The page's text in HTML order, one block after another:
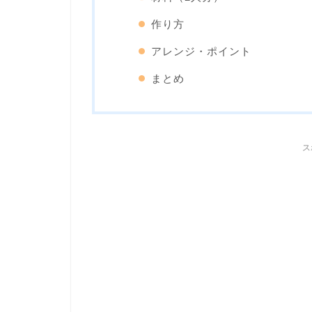
作り方
アレンジ・ポイント
まとめ